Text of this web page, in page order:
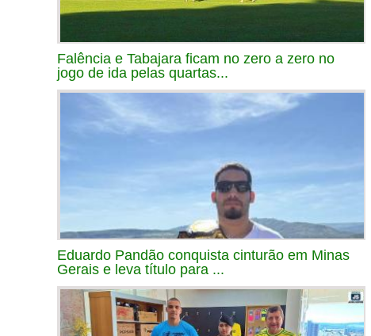
Falência e Tabajara ficam no zero a zero no
jogo de ida pelas quartas...
Eduardo Pandão conquista cinturão em Minas
Gerais e leva título para ...